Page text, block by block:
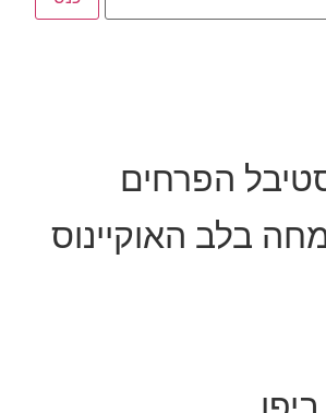
הפרחים
בלב האוקיינוס